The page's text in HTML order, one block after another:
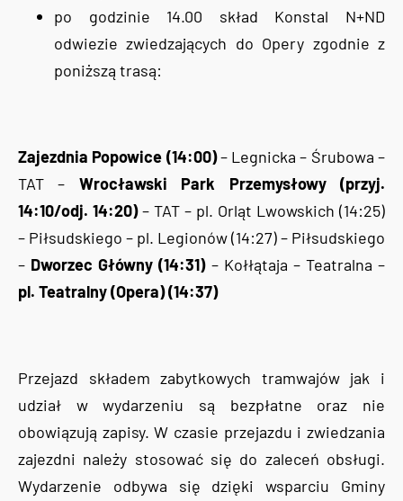
po godzinie 14.00 skład Konstal N+ND
odwiezie zwiedzających do Opery zgodnie z
poniższą trasą:
Zajezdnia Popowice (14:00)– Legnicka – Śrubowa –
TAT – Wrocławski Park Przemysłowy (przyj.
14:10/odj. 14:20)– TAT – pl. Orląt Lwowskich (14:25)
– Piłsudskiego – pl. Legionów (14:27) – Piłsudskiego
– Dworzec Główny (14:31)– Kołłątaja – Teatralna –
pl. Teatralny (Opera) (14:37)
Przejazd składem zabytkowych tramwajów jak i
udział w wydarzeniu są bezpłatne oraz nie
obowiązują zapisy. W czasie przejazdu i zwiedzania
zajezdni należy stosować się do zaleceń obsługi.
Wydarzenie odbywa się dzięki wsparciu Gminy